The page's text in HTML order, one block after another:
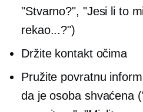
"Stvarno?", "Jesi li to
rekao...?")
Držite kontakt očima
Pružite povratnu
da je osoba shvaćena